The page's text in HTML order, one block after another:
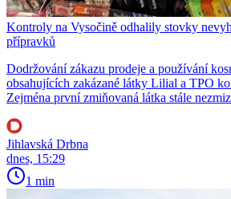
Kontroly na Vysočině odhalily stovky
přípravků
Dodržování zákazu prodeje a používání
obsahujících zakázané látky Lilial a TPO
Zejména první zmiňovaná látka stále
Jihlavská Drbna
dnes, 15:29
1 min